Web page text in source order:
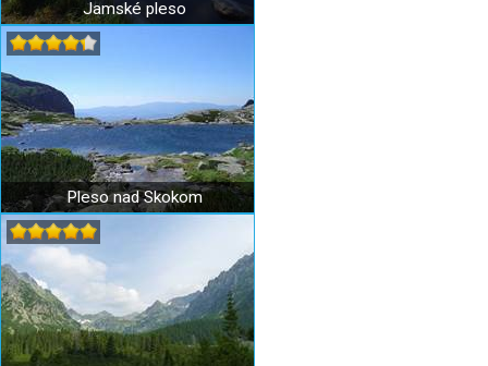
Jamské pleso
Pleso nad Skokom